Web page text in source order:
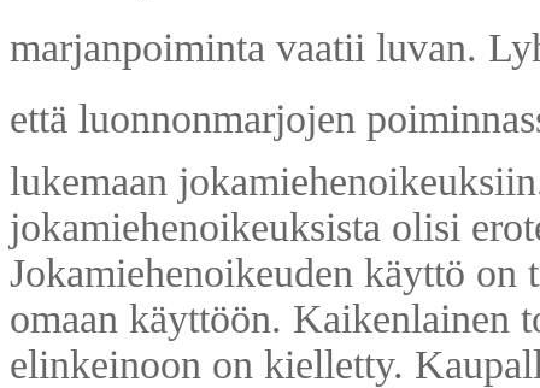
marjanpoiminta vaatii luvan.
että luonnonmarjojen
lukemaan
jokamiehenoikeuksista olisi
Jokamiehenoikeuden käyttö
omaan käyttöön. Kaikenlainen
elinkeinoon on kielletty.